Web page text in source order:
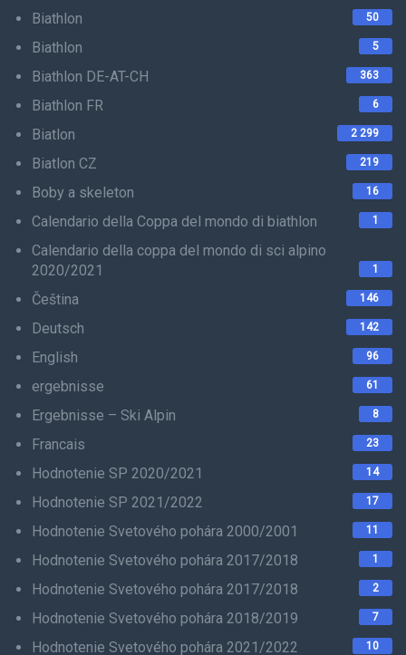
Biathlon 50
Biathlon 5
Biathlon DE-AT-CH 363
Biathlon FR 6
Biatlon 2 299
Biatlon CZ 219
Boby a skeleton 16
Calendario della Coppa del mondo di biathlon 1
Calendario della coppa del mondo di sci alpino
2020/2021
1
Čeština 146
Deutsch 142
English 96
ergebnisse 61
Ergebnisse – Ski Alpin 8
Francais 23
Hodnotenie SP 2020/2021 14
Hodnotenie SP 2021/2022 17
Hodnotenie Svetového pohára 2000/2001 11
Hodnotenie Svetového pohára 2017/2018 1
Hodnotenie Svetového pohára 2017/2018 2
Hodnotenie Svetového pohára 2018/2019 7
Hodnotenie Svetového pohára 2021/2022 10